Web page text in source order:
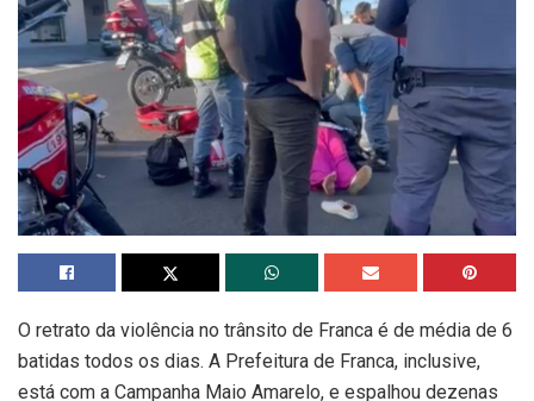
O retrato da violência no trânsito de Franca é de média de 6
batidas todos os dias. A Prefeitura de Franca, inclusive,
está com a Campanha Maio Amarelo, e espalhou dezenas